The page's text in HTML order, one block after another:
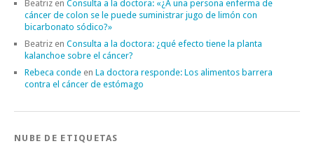
Beatriz en Consulta a la doctora: «¿A una persona enferma de
cáncer de colon se le puede suministrar jugo de limón con
bicarbonato sódico?»
Beatriz en Consulta a la doctora: ¿qué efecto tiene la planta
kalanchoe sobre el cáncer?
Rebeca conde en La doctora responde: Los alimentos barrera
contra el cáncer de estómago
NUBE DE ETIQUETAS